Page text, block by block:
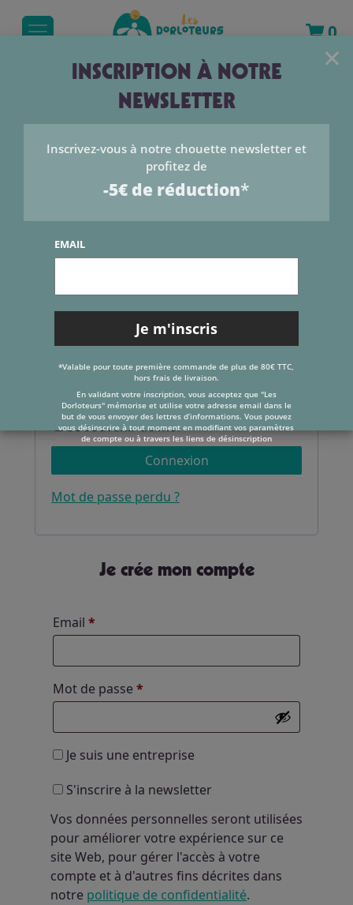
0
MON COMPTE
Se connecter
Se connecter en utilisant un email et un
mot de passe
Email*
Mot de passe
Se souvenir de moi
Connexion
Mot de passe perdu ?
Je crée mon compte
Email *
Mot de passe *
Je suis une entreprise
S'inscrire à la newsletter
Vos données personnelles seront utilisées
pour améliorer votre expérience sur ce
site Web, pour gérer l'accès à votre
compte et à d'autres fins décrites dans
notre politique de confidentialité.
×
INSCRIPTION À NOTRE
NEWSLETTER
Inscrivez-vous à notre chouette newsletter et
profitez de
-5€ de réduction*
EMAIL
*Valable pour toute première commande de plus de 80€ TTC,
hors frais de livraison.
En validant votre inscription, vous acceptez que "Les
Dorloteurs" mémorise et utilise votre adresse email dans le
but de vous envoyer des lettres d’informations. Vous pouvez
vous désinscrire à tout moment en modifiant vos paramètres
de compte ou à travers les liens de désinscription